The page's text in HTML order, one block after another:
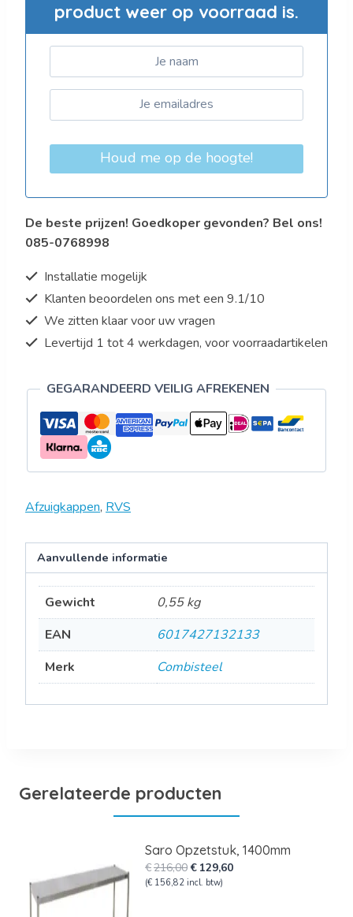
product weer op voorraad is.
Houd me op de hoogte!
De beste prijzen! Goedkoper gevonden? Bel ons!
085-0768998
Installatie mogelijk
Klanten beoordelen ons met een 9.1/10
We zitten klaar voor uw vragen
Levertijd 1 tot 4 werkdagen, voor voorraadartikelen
GEGARANDEERD VEILIG AFREKENEN
Afzuigkappen, RVS
Aanvullende informatie
Gewicht
0,55 kg
EAN
6017427132133
Merk
Combisteel
Gerelateerde producten
Saro Opzetstuk, 1400mm
€216,00Oorspronkelijke
prijs
€ 129,60Huidige
(€ 156,82 incl. btw)